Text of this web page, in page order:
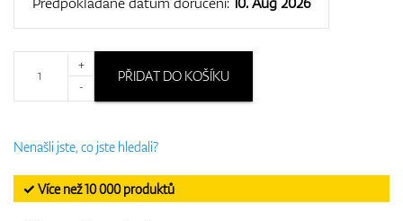
+
-
PŘIDAT DO KOŠÍKU
Nenašli jste, co jste hledali?
✓ Více než 10 000 produktů